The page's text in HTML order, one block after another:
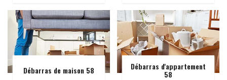
Débarras de maison 58 Débarras d'appartement
58